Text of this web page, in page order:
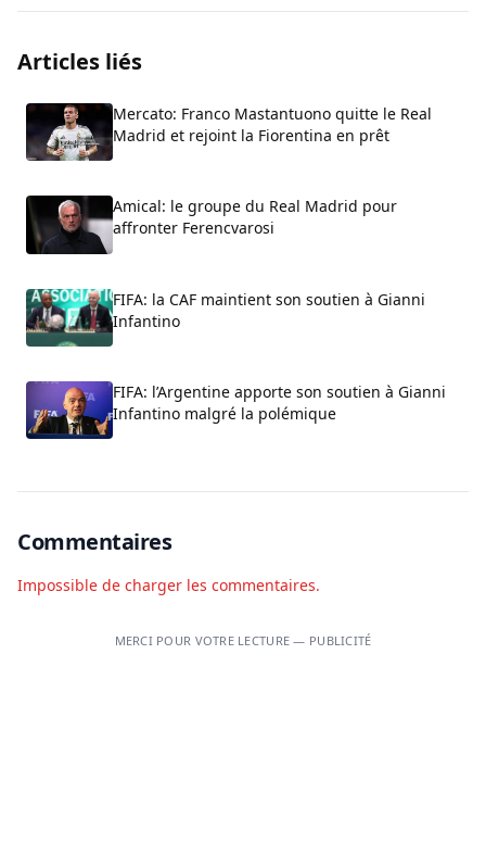
Articles liés
Mercato: Franco Mastantuono quitte le Real
Madrid et rejoint la Fiorentina en prêt
Amical: le groupe du Real Madrid pour
affronter Ferencvarosi
FIFA: la CAF maintient son soutien à Gianni
Infantino
FIFA: l’Argentine apporte son soutien à Gianni
Infantino malgré la polémique
Commentaires
Impossible de charger les commentaires.
MERCI POUR VOTRE LECTURE — PUBLICITÉ